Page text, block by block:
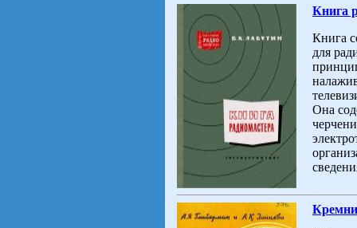
Книга
Книга
для
Она